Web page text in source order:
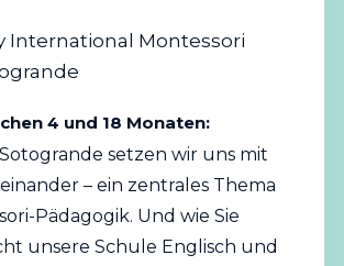
4 und 18 Monaten:
setzen wir uns mit
– ein zentrales Thema
Pädagogik. Und wie Sie
unsere Schule Englisch und